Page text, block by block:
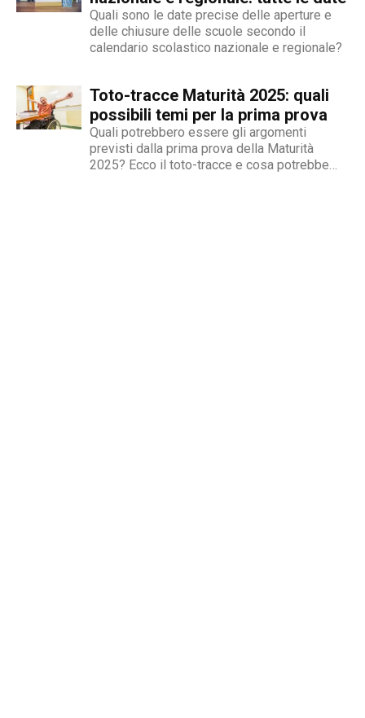
Quali sono le date precise delle aperture e
delle chiusure delle scuole secondo il
calendario scolastico nazionale e regionale?
Toto-tracce Maturità 2025: quali
possibili temi per la prima prova
Quali potrebbero essere gli argomenti
previsti dalla prima prova della Maturità
2025? Ecco il toto-tracce e cosa potrebbe